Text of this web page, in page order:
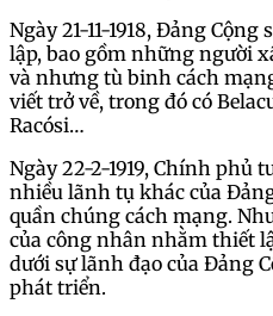
Ngày 21-11-1918, Đảng
lập, bao gồm những người
và nhưng tù binh cách
viết trở về, trong đó có
Racósi…
Ngày 22-2-1919, Chính phủ
nhiều lãnh tụ khác của
quần chúng cách mạng.
của công nhân nhằm thiết
dưới sự lãnh đạo của Đảng
phát triển.